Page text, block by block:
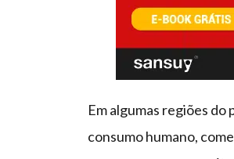
Em algumas regiões do
consumo humano,